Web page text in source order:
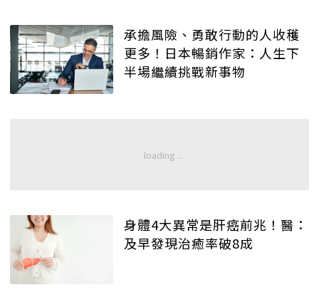
承擔風險、勇敢行動的人收穫
更多！日本暢銷作家：人生下
半場繼續挑戰新事物
身體4大異常是肝癌前兆！醫：
及早發現治癒率破8成